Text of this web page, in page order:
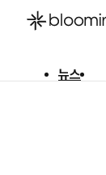
뉴스